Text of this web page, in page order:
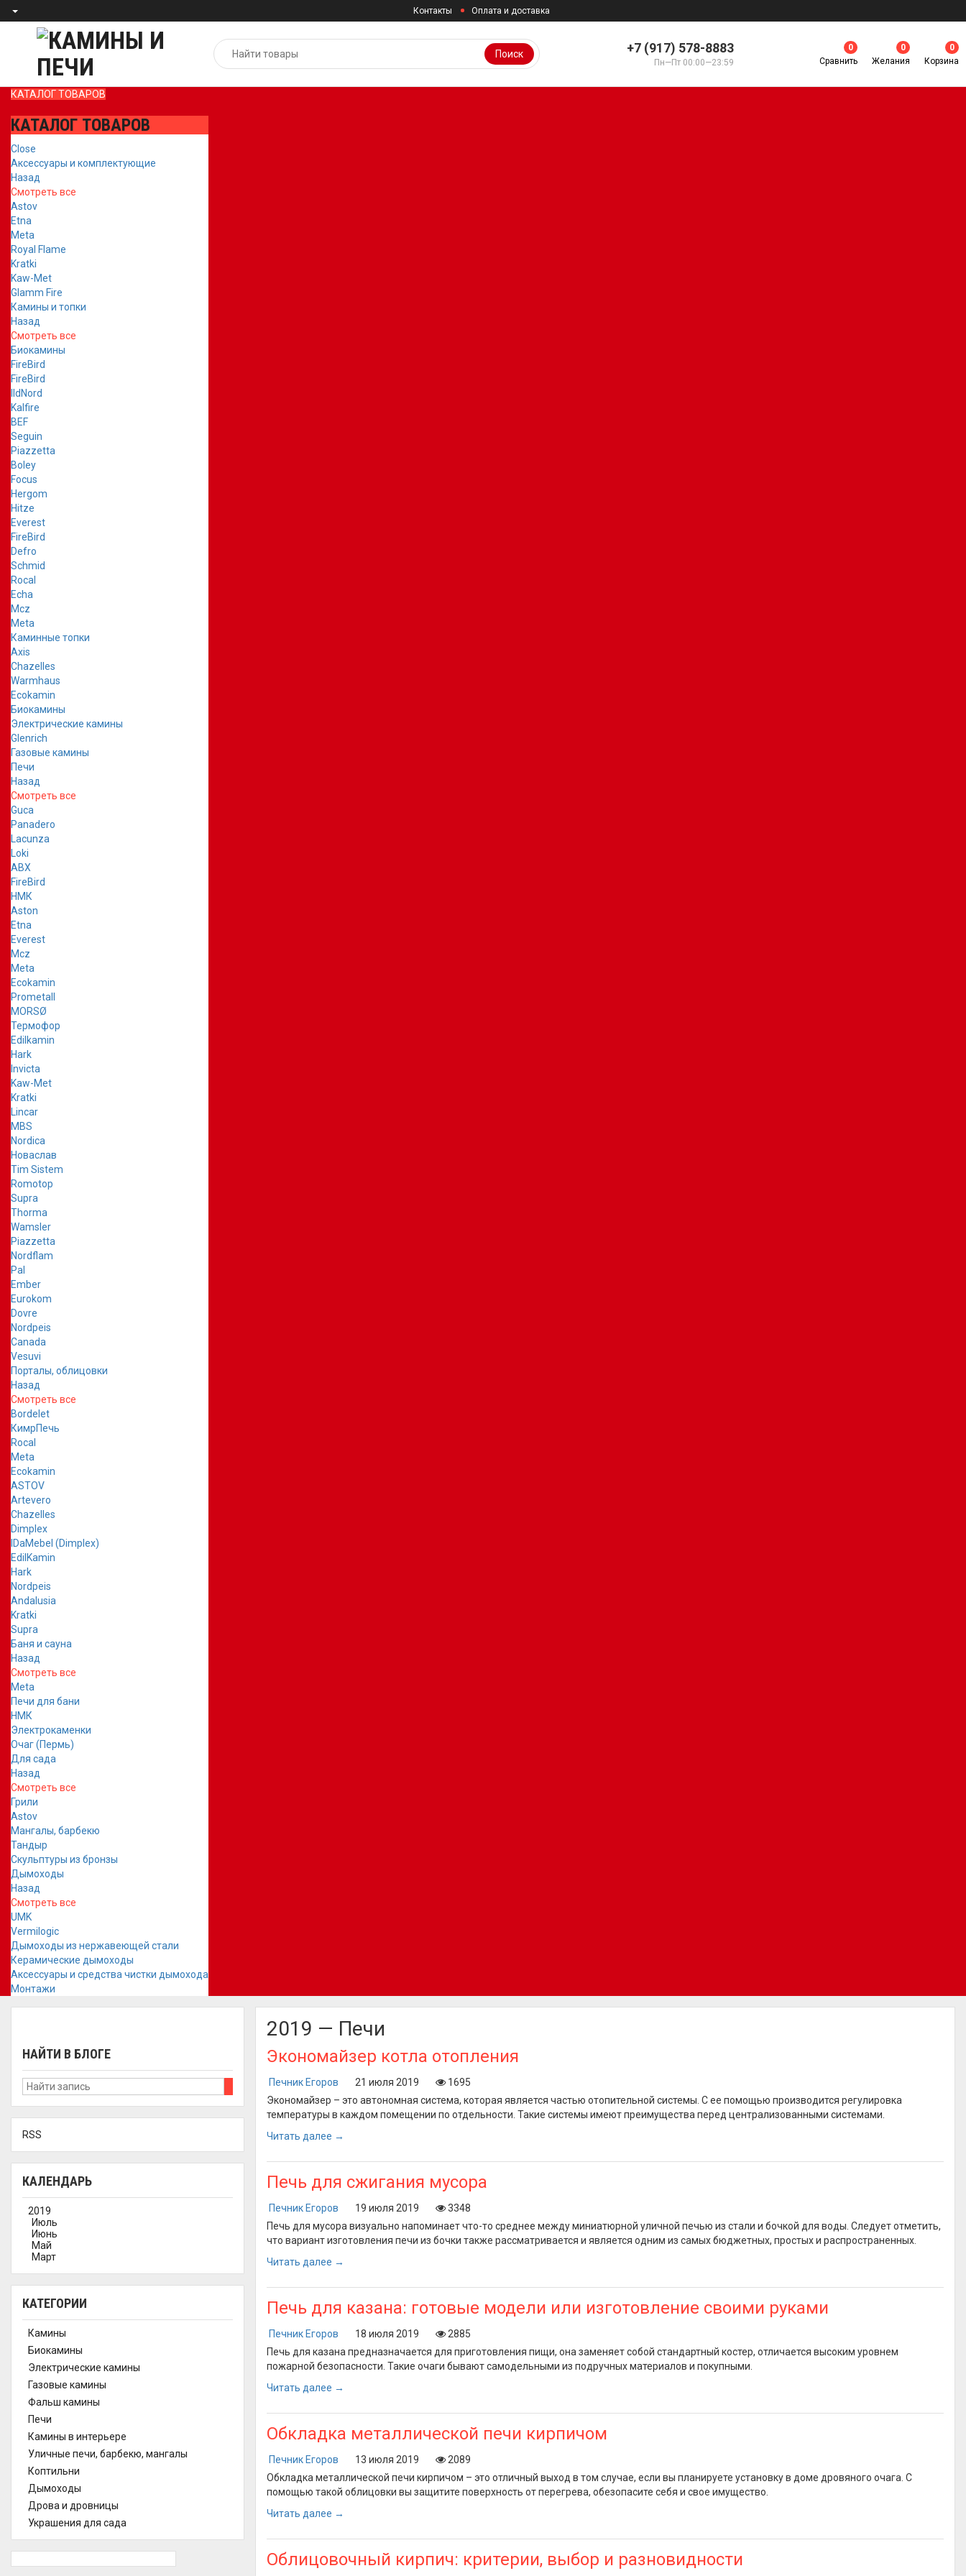
Контакты Оплата и доставка
+7 (917) 578-8883
Пн—Пт 00:00—23:59
Поиск
0
Сравнить
0
Желания
0
Корзина
КАТАЛОГ ТОВАРОВ
КАТАЛОГ ТОВАРОВ
Close
Аксессуары и комплектующие
Назад
Смотреть все
Astov
Etna
Meta
Royal Flame
Kratki
Kaw-Met
Glamm Fire
Камины и топки
Назад
Смотреть все
Биокамины
FireBird
FireBird
IldNord
Kalfire
BEF
Seguin
Piazzetta
Boley
Focus
Hergom
Hitze
Everest
FireBird
Defro
Schmid
Rocal
Echa
Mcz
Meta
Каминные топки
Axis
Chazelles
Warmhaus
Ecokamin
Биокамины
Электрические камины
Glenrich
Газовые камины
Печи
Назад
Смотреть все
Guca
Panadero
Lacunza
Loki
ABX
FireBird
НМК
Aston
Etna
Everest
Mcz
Meta
Ecokamin
Prometall
MORSØ
Термофор
Edilkamin
Hark
Invicta
Kaw-Met
Kratki
Lincar
MBS
Nordica
Новаслав
Tim Sistem
Romotop
Supra
Thorma
Wamsler
Piazzetta
Nordflam
Pal
Ember
Eurokom
Dovre
Nordpeis
Canada
Vesuvi
Порталы, облицовки
Назад
Смотреть все
Bordelet
КимрПечь
Rocal
Meta
Ecokamin
ASTOV
Artevero
Chazelles
Dimplex
IDaMebel (Dimplex)
EdilKamin
Hark
Nordpeis
Andalusia
Kratki
Supra
Баня и сауна
Назад
Смотреть все
Meta
Печи для бани
НМК
Электрокаменки
Очаг (Пермь)
Для сада
Назад
Смотреть все
Грили
Astov
Мангалы, барбекю
Тандыр
Скульптуры из бронзы
Дымоходы
Назад
Смотреть все
UMK
Vermilogic
Дымоходы из нержавеющей стали
Керамические дымоходы
Аксессуары и средства чистки дымохода
Монтажи
НАЙТИ В БЛОГЕ
RSS
КАЛЕНДАРЬ
2019
Июль
Июнь
Май
Март
КАТЕГОРИИ
Камины
Биокамины
Электрические камины
Газовые камины
Фальш камины
Печи
Камины в интерьере
Уличные печи, барбекю, мангалы
Коптильни
Дымоходы
Дрова и дровницы
Украшения для сада
2019 — Печи
Экономайзер котла отопления
Печник Егоров 21 июля 2019
1695
Экономайзер – это автономная система, которая является частью отопительной системы. С ее помощью производится регулировка
температуры в каждом помещении по отдельности. Такие системы имеют преимущества перед централизованными системами.
Читать далее →
Печь для сжигания мусора
Печник Егоров 19 июля 2019
3348
Печь для мусора визуально напоминает что-то среднее между миниатюрной уличной печью из стали и бочкой для воды. Следует отметить,
что вариант изготовления печи из бочки также рассматривается и является одним из самых бюджетных, простых и распространенных.
Читать далее →
Печь для казана: готовые модели или изготовление своими руками
Печник Егоров 18 июля 2019
2885
Печь для казана предназначается для приготовления пищи, она заменяет собой стандартный костер, отличается высоким уровнем
пожарной безопасности. Такие очаги бывают самодельными из подручных материалов и покупными.
Читать далее →
Обкладка металлической печи кирпичом
Печник Егоров 13 июля 2019
2089
Обкладка металлической печи кирпичом – это отличный выход в том случае, если вы планируете установку в доме дровяного очага. С
помощью такой облицовки вы защитите поверхность от перегрева, обезопасите себя и свое имущество.
Читать далее →
Облицовочный кирпич: критерии, выбор и разновидности